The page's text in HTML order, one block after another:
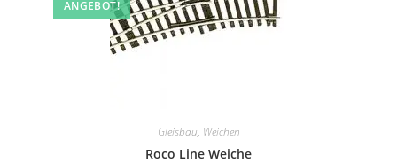
ANGEBOT!
Gleisbau, Weichen
Roco Line Weiche